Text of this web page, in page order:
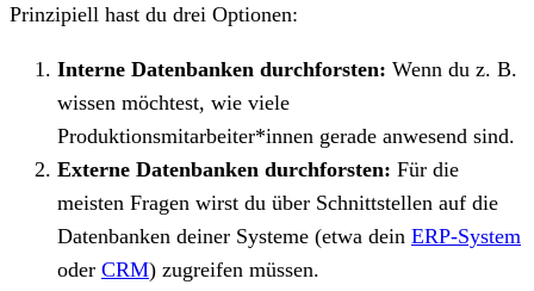
Prinzipiell hast du drei Optionen:
Interne Datenbanken durchforsten: Wenn du z. B.
wissen möchtest, wie viele
Produktionsmitarbeiter*innen gerade anwesend sind.
Externe Datenbanken durchforsten: Für die
meisten Fragen wirst du über Schnittstellen auf die
Datenbanken deiner Systeme (etwa dein ERP-System
oder CRM) zugreifen müssen.